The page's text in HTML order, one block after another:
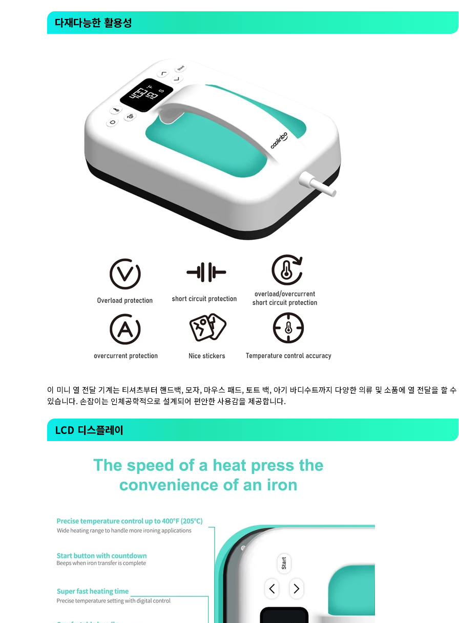
다재다능한 활용성
이 미니 열 전달 기계는 티셔츠부터 핸드백, 모자, 마우스 패드, 토트 백, 아기 바디수트까지 다양한 의류 및 소품에 열 전달을 할 수
있습니다. 손잡이는 인체공학적으로 설계되어 편안한 사용감을 제공합니다.
LCD 디스플레이